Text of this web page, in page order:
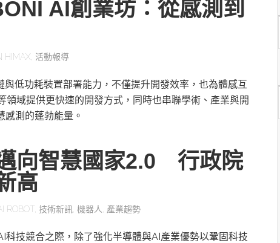
AI創業坊：從感測到
HIMAX 活動報導
低功耗裝置部署能力，不僅提升開發效率，也為體感互
領域提供更快速的開發方式，同時也串聯學術、產業與開
測的蓬勃能量。
向智慧國家2.0 行政院
高
ROBOT 技術新訊 機器人 產業趨勢
科技競合之際，除了強化半導體與AI產業優勢以鞏固科技